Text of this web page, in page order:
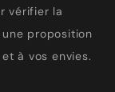
vérifier la
proposition
à vos envies.